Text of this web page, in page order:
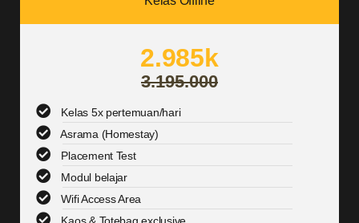
2.985k
3.195.000
Kelas 5x pertemuan/hari
Asrama (Homestay)
Placement Test
Modul belajar
Wifi Access Area